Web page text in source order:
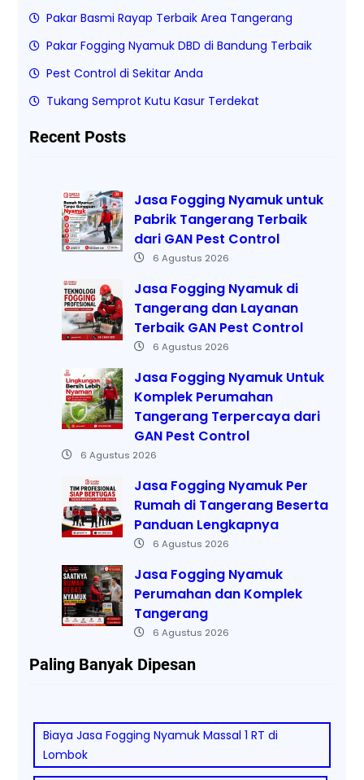
Pakar Basmi Rayap Terbaik Area Tangerang
Pakar Fogging Nyamuk DBD di Bandung Terbaik
Pest Control di Sekitar Anda
Tukang Semprot Kutu Kasur Terdekat
Recent Posts
Jasa Fogging Nyamuk untuk
Pabrik Tangerang Terbaik
dari GAN Pest Control
6 Agustus 2026
Jasa Fogging Nyamuk di
Tangerang dan Layanan
Terbaik GAN Pest Control
6 Agustus 2026
Jasa Fogging Nyamuk Untuk
Komplek Perumahan
Tangerang Terpercaya dari
GAN Pest Control
6 Agustus 2026
Jasa Fogging Nyamuk Per
Rumah di Tangerang Beserta
Panduan Lengkapnya
6 Agustus 2026
Jasa Fogging Nyamuk
Perumahan dan Komplek
Tangerang
6 Agustus 2026
Paling Banyak Dipesan
Biaya Jasa Fogging Nyamuk Massal 1 RT di
Lombok